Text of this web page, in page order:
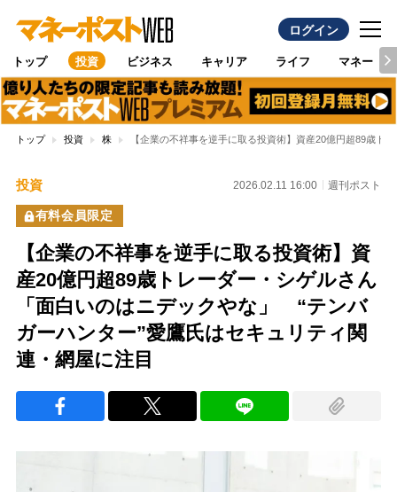
ログイン
トップ 投資 ビジネス キャリア ライフ マネー
トップ 投資 株 【企業の不祥事を逆手に取る投資術】資産20億円超89歳
投資 2026.02.11 16:00 週刊ポスト
有料会員限定
【企業の不祥事を逆手に取る投資術】資
産20億円超89歳トレーダー・シゲルさん
「面白いのはニデックやな」 “テンバ
ガーハンター”愛鷹氏はセキュリティ関
連・網屋に注目